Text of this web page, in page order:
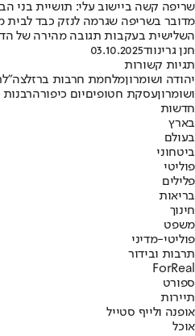
שריפה קשה ביישוב עלי: תושיית בני
מדובר בשריפה שגרמה לנזק כבד לבית
השלישית בעקבות תגובה מהירה של
חנן גרינווד03.10.2025
תגיות קשורות
יהודה ושומרוןמלחמת חרבות ברזלצה"ל
ושומרוןעסקת חטופיםיום כיפור
חדשות
בארץ
בעולם
ביטחוני
פוליטי
פלילים
בריאות
חינוך
משפט
פוליטי-מדיני
תרבות ובידור
ForReal
ספורט
תיירות
אופנה ולייף סטייל
אוכל